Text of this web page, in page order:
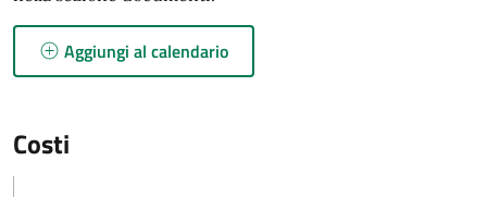
Aggiungi al calendario
Costi